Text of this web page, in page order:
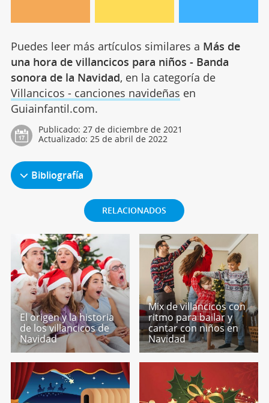
Puedes leer más artículos similares a Más de
una hora de villancicos para niños - Banda
sonora de la Navidad, en la categoría de
Villancicos - canciones navideñas en
Guiainfantil.com.
Publicado: 27 de diciembre de 2021
Actualizado: 25 de abril de 2022
Bibliografía
RELACIONADOS
El origen y la historia
de los villancicos de
Navidad
Mix de villancicos con
ritmo para bailar y
cantar con niños en
Navidad